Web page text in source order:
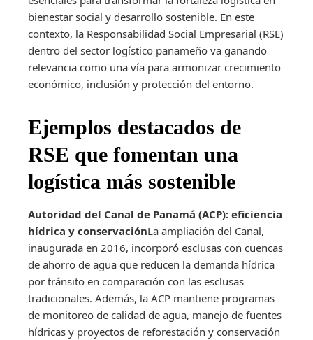
bienestar social y desarrollo sostenible. En este
contexto, la Responsabilidad Social Empresarial (RSE)
dentro del sector logístico panameño va ganando
relevancia como una vía para armonizar crecimiento
económico, inclusión y protección del entorno.
Ejemplos destacados de
RSE que fomentan una
logística más sostenible
Autoridad del Canal de Panamá (ACP): eficiencia
hídrica y conservaciónLa ampliación del Canal,
inaugurada en 2016, incorporó esclusas con cuencas
de ahorro de agua que reducen la demanda hídrica
por tránsito en comparación con las esclusas
tradicionales. Además, la ACP mantiene programas
de monitoreo de calidad de agua, manejo de fuentes
hídricas y proyectos de reforestación y conservación